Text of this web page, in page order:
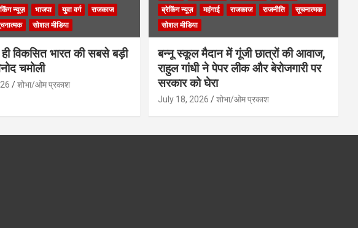
न्यूज़ भाजपा युवा वर्ग
राजकाज
सोशल मीडिया
विकसित भारत की सबसे बड़ी
चमोली
शोभा/ओम प्रकाश
ब्रेकिंग न्यूज़
महंगाई राजकाज राजनीति
सूचनात्मक
सोशल मीडिया
बन्नू स्कूल मैदान में गूंजी छात्रों की आवाज,
राहुल गांधी ने पेपर लीक और बेरोजगारी पर
सरकार को घेरा
July 18, 2026 शोभा/ओम प्रकाश